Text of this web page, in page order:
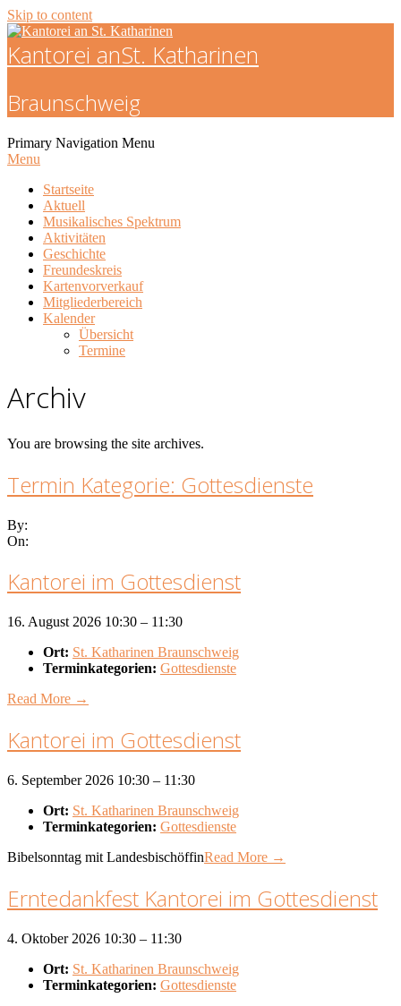
Skip to content
Kantorei anSt. Katharinen
Braunschweig
Primary Navigation Menu
Menu
Startseite
Aktuell
Musikalisches Spektrum
Aktivitäten
Geschichte
Freundeskreis
Kartenvorverkauf
Mitgliederbereich
Kalender
Übersicht
Termine
Archiv
You are browsing the site archives.
Termin Kategorie: Gottesdienste
By:
On:
Kantorei im Gottesdienst
16. August 2026 10:30 – 11:30
Ort: St. Katharinen Braunschweig
Terminkategorien: Gottesdienste
Read More →
Kantorei im Gottesdienst
6. September 2026 10:30 – 11:30
Ort: St. Katharinen Braunschweig
Terminkategorien: Gottesdienste
Bibelsonntag mit LandesbischöffinRead More →
Erntedankfest Kantorei im Gottesdienst
4. Oktober 2026 10:30 – 11:30
Ort: St. Katharinen Braunschweig
Terminkategorien: Gottesdienste